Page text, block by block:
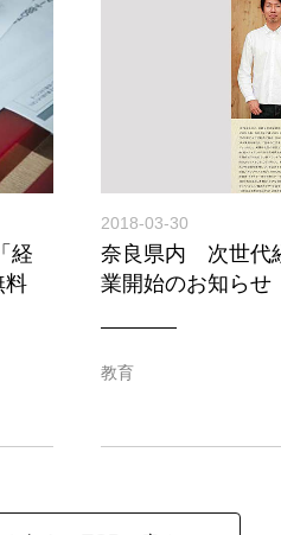
経
料
2018-03-30
奈良県内 次世代
業開始のお知らせ
教育